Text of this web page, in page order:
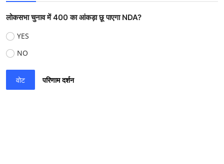
लोकसभा चुनाव में 400 का आंकड़ा छू पाएगा NDA?
YES
NO
वोट परिणाम दर्शन